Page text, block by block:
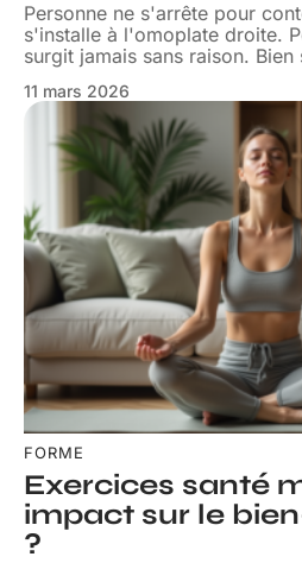
Personne ne s'arrête pour
s'installe à l'omoplate droite.
surgit jamais sans raison. Bien
11 mars 2026
FORME
Exercices santé
impact sur le
?